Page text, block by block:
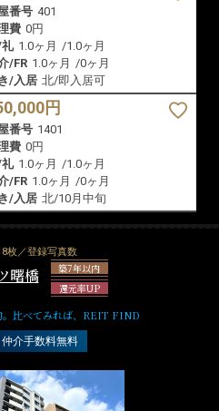
番号 401
費 0円
1.0ヶ月 /1.0ヶ月
/FR 1.0ヶ月 /0ヶ月
/入居 北/即入居可
円
番号 1401
費 0円
1.0ヶ月 /1.0ヶ月
/FR 1.0ヶ月 /0ヶ月
/入居 北/10月中旬
枚／登録写真数
曙橋
築7年以内
還元率UP
比べてみれば、REIT FIND
仲介手数料無料